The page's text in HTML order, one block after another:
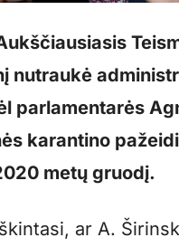
nutraukė
parlamentarės
karantino
metų gruodį.
ar A.